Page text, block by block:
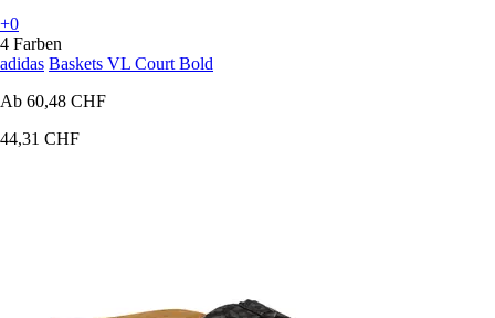
+0
4 Farben
adidas Baskets VL Court Bold
Ab 60,48 CHF
44,31 CHF